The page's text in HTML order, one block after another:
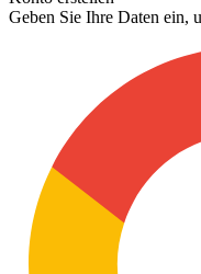
Geben Sie Ihre Daten ein,